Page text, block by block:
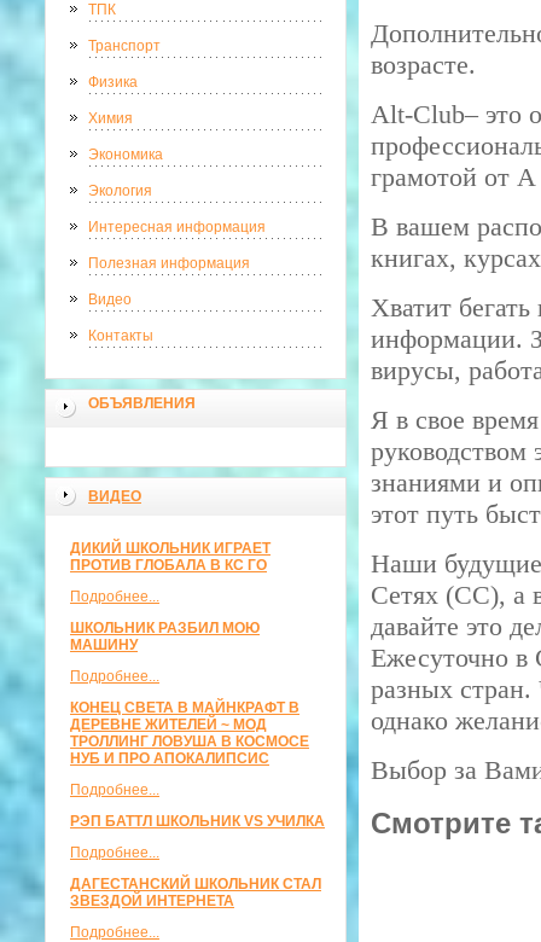
ТПК
Транспорт
Физика
Химия
Экономика
Экология
Интересная информация
Полезная информация
Видео
Контакты
ОБЪЯВЛЕНИЯ
ВИДЕО
ДИКИЙ ШКОЛЬНИК ИГРАЕТ
ПРОТИВ ГЛОБАЛА В КС ГО
Подробнее...
ШКОЛЬНИК РАЗБИЛ МОЮ
МАШИНУ
Подробнее...
КОНЕЦ СВЕТА В МАЙНКРАФТ В
ДЕРЕВНЕ ЖИТЕЛЕЙ ~ МОД
ТРОЛЛИНГ ЛОВУША В КОСМОСЕ
НУБ И ПРО АПОКАЛИПСИС
Подробнее...
РЭП БАТТЛ ШКОЛЬНИК VS УЧИЛКА
Подробнее...
ДАГЕСТАНСКИЙ ШКОЛЬНИК СТАЛ
ЗВЕЗДОЙ ИНТЕРНЕТА
Подробнее...
возрасте.
Alt-Club– это
грамотой
В вашем
книгах,
Хватит
информации.
вирусы,
Я в свое
руководством
знаниями и
этот путь
Наши будущие
Сетях (СС), а
давайте это
Ежесуточно в
разных
однако
Выбор за
Смотрите